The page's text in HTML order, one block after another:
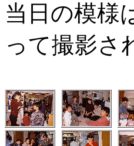
当日の模様
って撮影さ